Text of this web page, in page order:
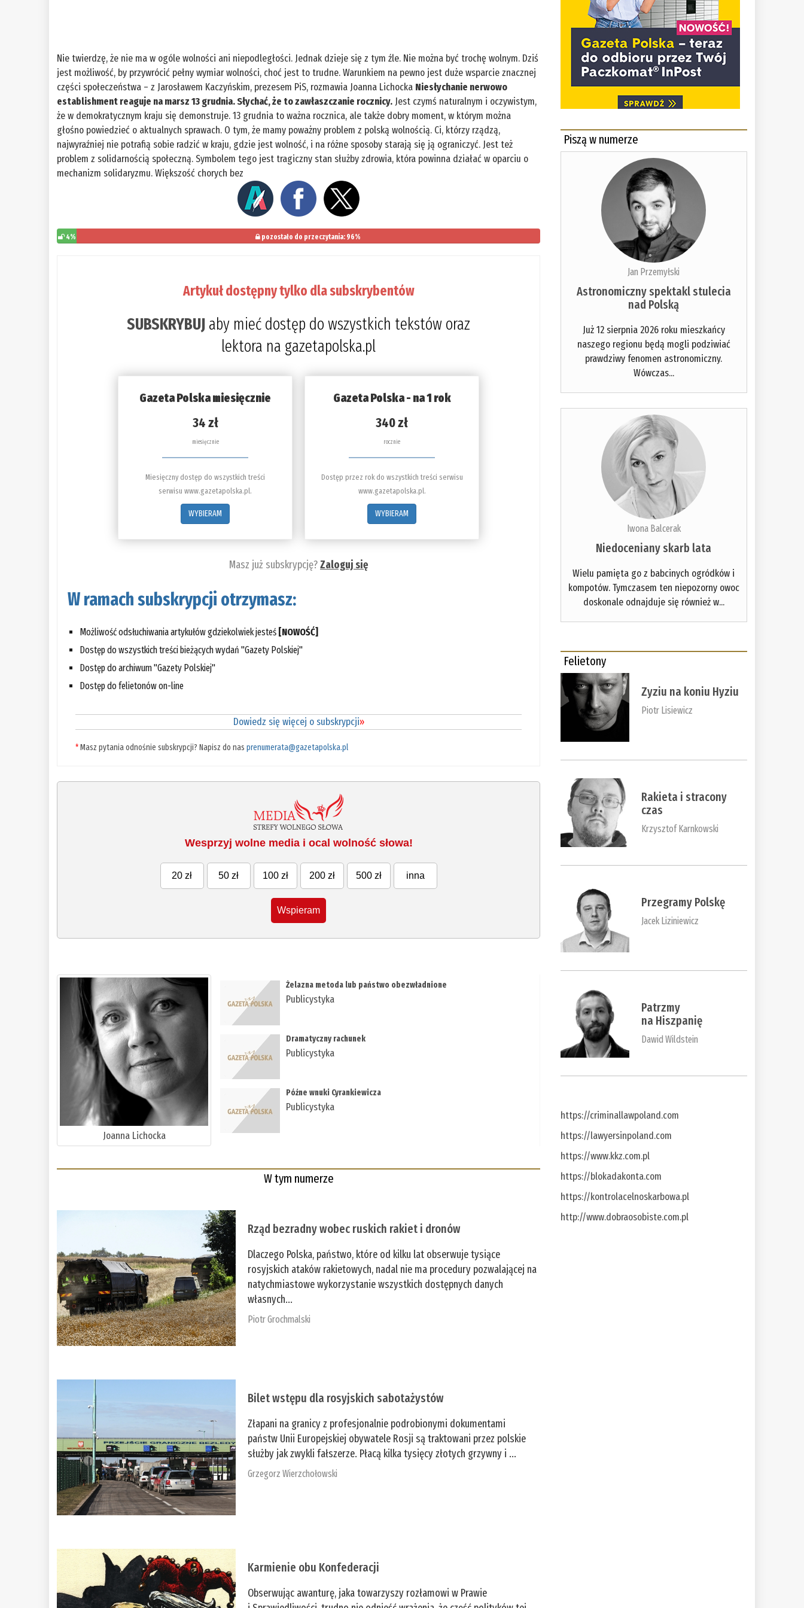
Nie twierdzę, że nie ma w ogóle wolności ani niepodległości. Jednak dzieje się z tym źle. Nie można być trochę wolnym. Dziś
jest możliwość, by przywrócić pełny wymiar wolności, choć jest to trudne. Warunkiem na pewno jest duże wsparcie znacznej
części społeczeństwa – z Jarosławem Kaczyńskim, prezesem PiS, rozmawia Joanna Lichocka Niesłychanie nerwowo
establishment reaguje na marsz 13 grudnia. Słychać, że to zawłaszczanie rocznicy.Jest czymś naturalnym i oczywistym,
że w demokratycznym kraju się demonstruje. 13 grudnia to ważna rocznica, ale także dobry moment, w którym można
głośno powiedzieć o aktualnych sprawach. O tym, że mamy poważny problem z polską wolnością. Ci, którzy rządzą,
najwyraźniej nie potrafią sobie radzić w kraju, gdzie jest wolność, i na różne sposoby starają się ją ograniczyć. Jest też
problem z solidarnością społeczną. Symbolem tego jest tragiczny stan służby zdrowia, która powinna działać w oparciu o
mechanizm solidaryzmu. Większość chorych bez
4% pozostało do przeczytania: 96%
Artykuł dostępny tylko dla subskrybentów
SUBSKRYBUJ aby mieć dostęp do wszystkich tekstów oraz
lektora na gazetapolska.pl
Gazeta Polska miesięcznie
34 zł
miesięcznie
Miesięczny dostęp do wszystkich treści
serwisu www.gazetapolska.pl.
WYBIERAM
Gazeta Polska - na 1 rok
340 zł
rocznie
Dostęp przez rok do wszystkich treści serwisu
www.gazetapolska.pl.
WYBIERAM
Masz już subskrypcję?Zaloguj się
W ramach subskrypcji otrzymasz:
Możliwość odsłuchiwania artykułów gdziekolwiek jesteś [NOWOŚĆ]
Dostęp do wszystkich treści bieżących wydań "Gazety Polskiej"
Dostęp do archiwum "Gazety Polskiej"
Dostęp do felietonów on-line
Dowiedz się więcej o subskrypcji»
*Masz pytania odnośnie subskrypcji? Napisz do nasprenumerata@gazetapolska.pl
Wesprzyj wolne media i ocal wolność słowa!
20 zł 50 zł 100 zł 200 zł 500 zł inna
Wspieram
Joanna Lichocka
Żelazna metoda lub państwo obezwładnione
Publicystyka
Dramatyczny rachunek
Publicystyka
Późne wnuki Cyrankiewicza
Publicystyka
W tym numerze
Rząd bezradny wobec ruskich rakiet i dronów
Dlaczego Polska, państwo, które od kilku lat obserwuje tysiące
rosyjskich ataków rakietowych, nadal nie ma procedury pozwalającej na
natychmiastowe wykorzystanie wszystkich dostępnych danych
własnych...
Piotr Grochmalski
Bilet wstępu dla rosyjskich sabotażystów
Złapani na granicy z profesjonalnie podrobionymi dokumentami
państw Unii Europejskiej obywatele Rosji są traktowani przez polskie
służby jak zwykli fałszerze. Płacą kilka tysięcy złotych grzywny i ...
Grzegorz Wierzchołowski
Karmienie obu Konfederacji
Obserwując awanturę, jaka towarzyszy rozłamowi w Prawie
Piszą w numerze
Jan Przemyłski
Astronomiczny spektakl stulecia
nad Polską
Już 12 sierpnia 2026 roku mieszkańcy
naszego regionu będą mogli podziwiać
prawdziwy fenomen astronomiczny.
Wówczas...
Iwona Balcerak
Niedoceniany skarb lata
Wielu pamięta go z babcinych ogródków i
kompotów. Tymczasem ten niepozorny owoc
doskonale odnajduje się również w...
Felietony
Zyziu na koniu Hyziu
Piotr Lisiewicz
Rakieta i stracony
czas
Krzysztof Karnkowski
Przegramy Polskę
Jacek Liziniewicz
Patrzmy
na Hiszpanię
Dawid Wildstein
https://criminallawpoland.com
https://lawyersinpoland.com
https://www.kkz.com.pl
https://blokadakonta.com
https://kontrolacelnoskarbowa.pl
http://www.dobraosobiste.com.pl